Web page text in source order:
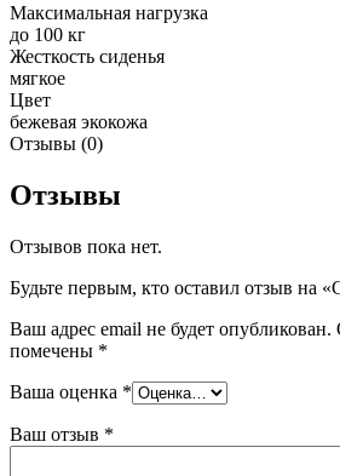
Максимальная нагрузка
до 100 кг
Жесткость сиденья
мягкое
Цвет
бежевая экокожа
Отзывы (0)
Отзывы
Отзывов пока нет.
Будьте первым, кто оставил отзыв на
Ваш адрес email не будет опубликован.
помечены *
Ваша оценка *
Ваш отзыв *